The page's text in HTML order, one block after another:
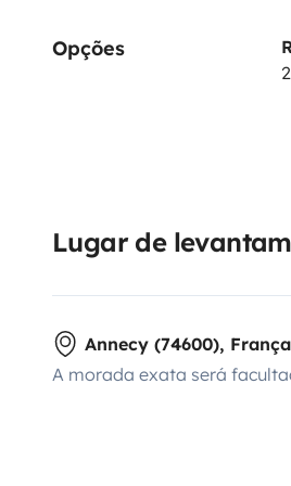
Opções
Lugar de
Annecy (74600), França
A morada exata será